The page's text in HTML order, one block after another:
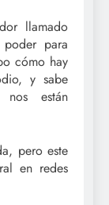
llamado
para
cómo hay
y sabe
nos están
pero este
en redes